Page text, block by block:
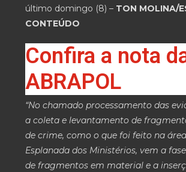
último domingo (8) – TON MOLINA/
CONTEÚDO
Confira a nota
ABRAPOL
“No chamado processamento das
a coleta e levantamento de
de crime, como o que foi feito na
Esplanada dos Ministérios, vem a
de fragmentos em material e a